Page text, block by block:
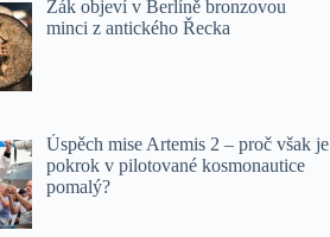
Žák objeví v Berlíně bronzovou
minci z antického Řecka
Úspěch mise Artemis 2 – proč však je
pokrok v pilotované kosmonautice
pomalý?